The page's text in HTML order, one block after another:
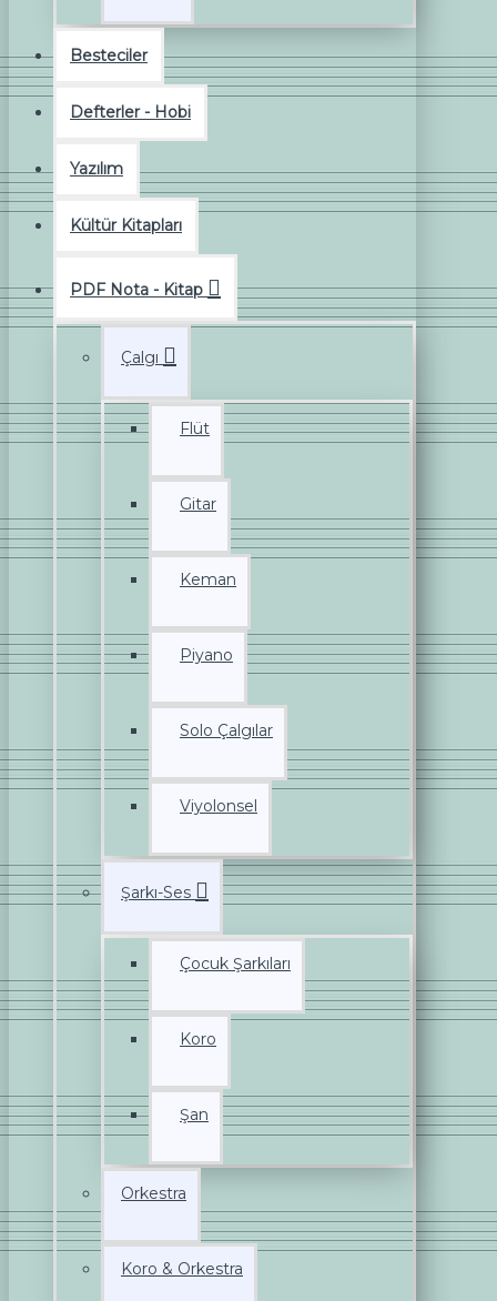
Besteciler
Defterler - Hobi
Yazılım
Kültür Kitapları
PDF Nota - Kitap
Çalgı
Flüt
Gitar
Keman
Piyano
Solo Çalgılar
Viyolonsel
Şarkı-Ses
Çocuk Şarkıları
Koro
Şan
Orkestra
Koro & Orkestra